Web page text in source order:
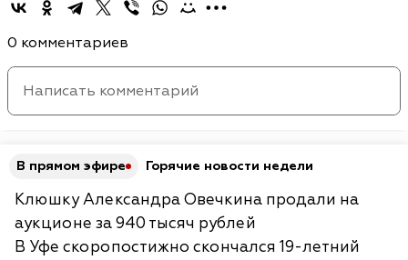
0 комментариев
В прямом эфире Горячие новости недели
Клюшку Александра Овечкина продали на
аукционе за 940 тысяч рублей
В Уфе скоропостижно скончался 19-летний